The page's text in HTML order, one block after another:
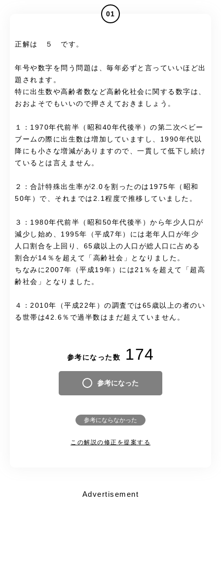
01
正解は ５ です。
年号や数字を問う問題は、毎年必ずと言っていいほど出
題されます。
特に出生数や高齢者数など高齢化社会に関する数字は、
おおよそでもいいので押さえておきましょう。
１：1970年代前半（昭和40年代後半）の第二次ベビー
ブームの際に出生数は増加していますし、1990年代以
降にも小さな増減がありますので、一貫して低下し続け
ているとは言えません。
２：合計特殊出生率が2.0を割ったのは1975年（昭和
50年）で、それまでは2.1程度で推移していました。
３：1980年代前半（昭和50年代後半）から年少人口が
減少し始め、1995年（平成7年）には老年人口が年少
人口割合を上回り、65歳以上の人口が総人口に占める
割合が14％を超えて「高齢社会」となりました。
ちなみに2007年（平成19年）には21％を超えて「超高
齢社会」となりました。
４：2010年（平成22年）の調査では65歳以上の者のい
る世帯は42.6％で過半数はまだ超えていません。
参考になった数 174
参考になった
参考にならなかった
この解説の修正を提案する
Advertisement